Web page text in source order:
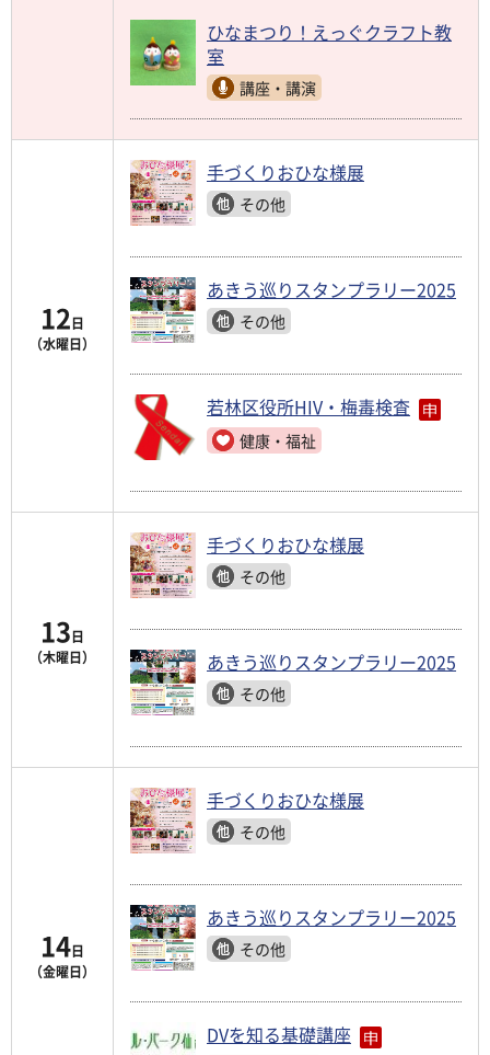
ひなまつり！えっぐクラフト教
室
講座・講演
12日
（水曜日）
手づくりおひな様展
その他
あきう巡りスタンプラリー2025
その他
若林区役所HIV・梅毒検査
健康・福祉
13日
（木曜日）
手づくりおひな様展
その他
あきう巡りスタンプラリー2025
その他
14日
（金曜日）
手づくりおひな様展
その他
あきう巡りスタンプラリー2025
その他
DVを知る基礎講座